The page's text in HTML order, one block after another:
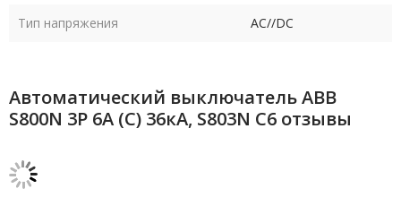
Тип напряжения AC//DC
Автоматический выключатель ABB
S800N 3P 6А (C) 36кА, S803N C6 отзывы